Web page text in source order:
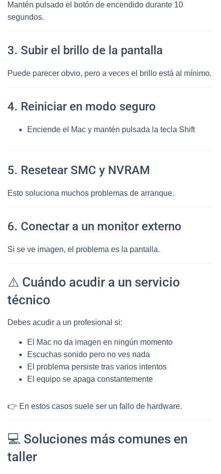
Mantén pulsado el botón de encendido durante 10
segundos.
3. Subir el brillo de la pantalla
Puede parecer obvio, pero a veces el brillo está al mínimo.
4. Reiniciar en modo seguro
Enciende el Mac y mantén pulsada la tecla Shift
5. Resetear SMC y NVRAM
Esto soluciona muchos problemas de arranque.
6. Conectar a un monitor externo
Si se ve imagen, el problema es la pantalla.
⚠️ Cuándo acudir a un servicio
técnico
Debes acudir a un profesional si:
El Mac no da imagen en ningún momento
Escuchas sonido pero no ves nada
El problema persiste tras varios intentos
El equipo se apaga constantemente
👉 En estos casos suele ser un fallo de hardware.
💻 Soluciones más comunes en
taller